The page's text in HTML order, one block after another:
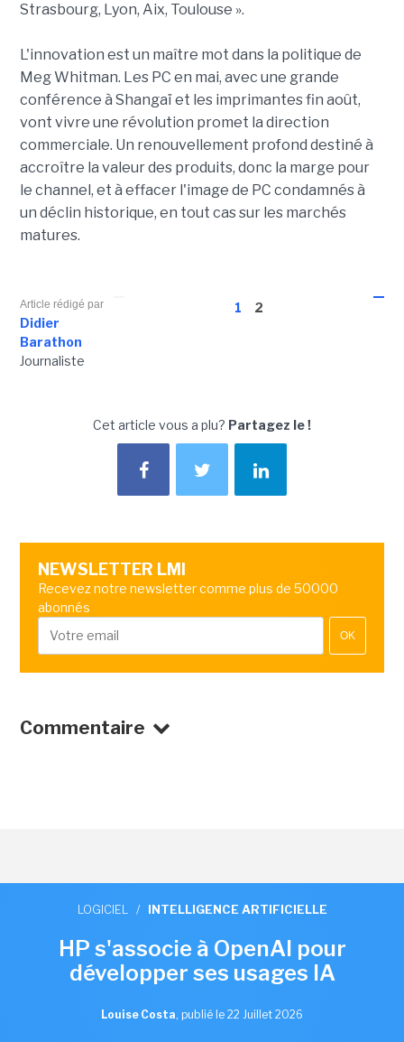
Strasbourg, Lyon, Aix, Toulouse ».
L'innovation est un maître mot dans la politique de
Meg Whitman. Les PC en mai, avec une grande
conférence à Shangaï et les imprimantes fin août,
vont vivre une révolution promet la direction
commerciale. Un renouvellement profond destiné à
accroître la valeur des produits, donc la marge pour
le channel, et à effacer l'image de PC condamnés à
un déclin historique, en tout cas sur les marchés
matures.
1 2
Article rédigé par
Didier
Barathon
Journaliste
Cet article vous a plu? Partagez le !
NEWSLETTER LMI
Recevez notre newsletter comme plus de 50000
abonnés
OK
Commentaire
LOGICIEL / INTELLIGENCE ARTIFICIELLE
HP s'associe à OpenAI pour
développer ses usages IA
Louise Costa, publié le 22 Juillet 2026